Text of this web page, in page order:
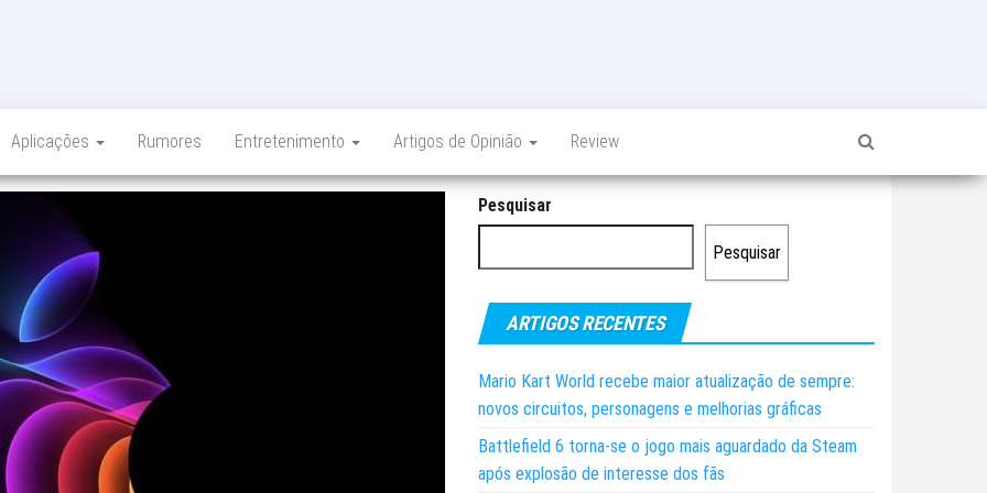
Aplicações Rumores Entretenimento Artigos de Opinião Review
Pesquisar
Pesquisar
ARTIGOS RECENTES
Mario Kart World recebe maior atualização de sempre:
novos circuitos, personagens e melhorias gráficas
Battlefield 6 torna-se o jogo mais aguardado da Steam
após explosão de interesse dos fãs